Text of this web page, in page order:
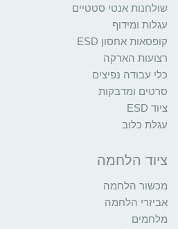
שולחנות אנטי סטטיים
עגלות ומידוף
קופסאות אחסון ESD
רצועות הארקה
כלי עבודה נפיצים
סרטים ומדבקות
ציוד ESD
עגלת כלוב
ציוד הלחמה
מכשור הלחמה
אביזרי הלחמה
מלחמים